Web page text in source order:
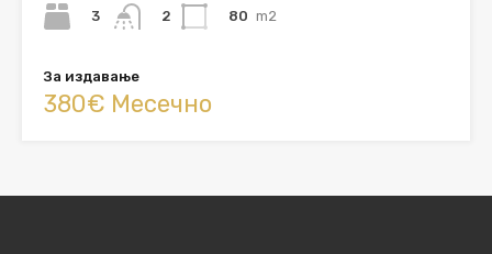
3
2
80 m2
За издавање
380€ Месечно